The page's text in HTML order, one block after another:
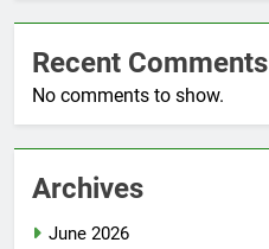
Recent Comments
No comments to show.
Archives
June 2026